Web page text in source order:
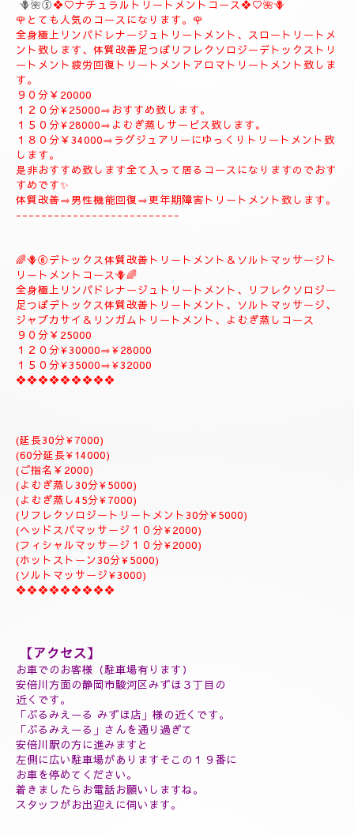
沢全身極上トリートメント致します、スローにゆっくりトリート
メント致します、オイルたっぷりトリートメント致します、リフ
レクソロジー、デトックストリートメント致します、疲労回復ト
リートメント致します。
９０分¥25000⇒¥22000
１２０分¥30000⇒¥27000
１５０分¥35000⇒¥32000
🩷何時もよりゆっくりオイルたっぷりトリートメント致します、
何時もより心地良く癒されます。🩷
ゆっくり極上トリートメントプライベートトリートメントコース
をおすすめ致します。🌹
❖❖❖❖❖❖❖❖❖❖❖
🪻🌺⑤❖♡ナチュラルトリートメントコース❖♡🌺🪻
ント致します、体質改善足つぼリフレクソロジーデトックストリ
ートメント疲労回復トリートメントアロマトリートメント致しま
す。
９０分￥20000
１２０分¥25000⇒おすすめ致します。
１５０分¥28000⇒よむぎ蒸しサービス致します。
１８０分￥34000⇒ラグジュアリーにゆっくりトリートメント致
します。
是非おすすめ致します全て入って居るコースになりますのでおす
🌈🪻⑥デトックス体質改善トリートメント＆ソルトマッサージト
リートメントコース🪻🌈
全身極上リンパドレナージュトリートメント、リフレクソロジー
足つぼデトックス体質改善トリートメント、ソルトマッサージ、
ジャプカサイ＆リンガムトリートメント、よむぎ蒸しコース
９０分￥25000
１２０分¥30000⇒¥28000
１５０分¥35000⇒¥32000
❖❖❖❖❖❖❖❖❖
(延長30分¥7000)
(60分延長¥14000)
(ご指名￥2000)
(よむぎ蒸し30分¥5000)
(よむぎ蒸し45分¥7000)
(リフレクソロジートリートメント30分¥5000)
(ヘッドスパマッサージ１０分¥2000)
(フィシャルマッサージ１０分¥2000)
(ホットストーン30分¥5000)
(ソルトマッサージ¥3000)
❖❖❖❖❖❖❖❖❖